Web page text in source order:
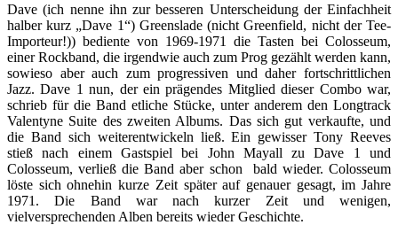
Dave (ich nenne ihn zur besseren Unterscheidung der Einfachheit
halber kurz „Dave 1“) Greenslade (nicht Greenfield, nicht der Tee-
Importeur!)) bediente von 1969-1971 die Tasten bei Colosseum,
einer Rockband, die irgendwie auch zum Prog gezählt werden kann,
sowieso aber auch zum progressiven und daher fortschrittlichen
Jazz. Dave 1 nun, der ein prägendes Mitglied dieser Combo war,
schrieb für die Band etliche Stücke, unter anderem den Longtrack
Valentyne Suite des zweiten Albums. Das sich gut verkaufte, und
die Band sich weiterentwickeln ließ. Ein gewisser Tony Reeves
stieß nach einem Gastspiel bei John Mayall zu Dave 1 und
Colosseum, verließ die Band aber schon bald wieder. Colosseum
löste sich ohnehin kurze Zeit später auf genauer gesagt, im Jahre
1971. Die Band war nach kurzer Zeit und wenigen,
vielversprechenden Alben bereits wieder Geschichte.